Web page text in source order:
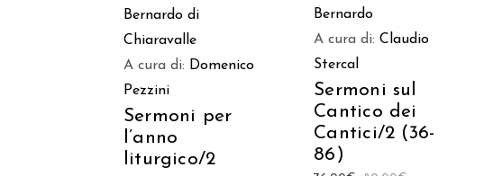
Bernardo di
Chiaravalle
A cura di: Domenico
Pezzini
Sermoni per
l’anno
liturgico/2
Bernardo
A cura di:Claudio
Stercal
Sermoni sul
Cantico dei
Cantici/2 (36-
86)